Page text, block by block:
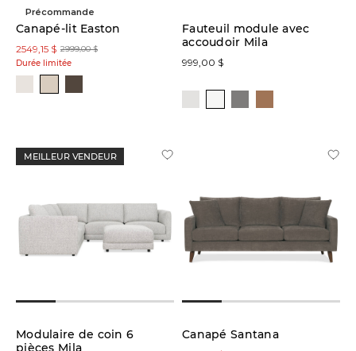
Précommande
Canapé-lit Easton
2999,00 $
2549,15 $
Durée limitée
Fauteuil module avec
accoudoir Mila
999,00 $
MEILLEUR VENDEUR
Modulaire de coin 6
pièces Mila
Canapé Santana